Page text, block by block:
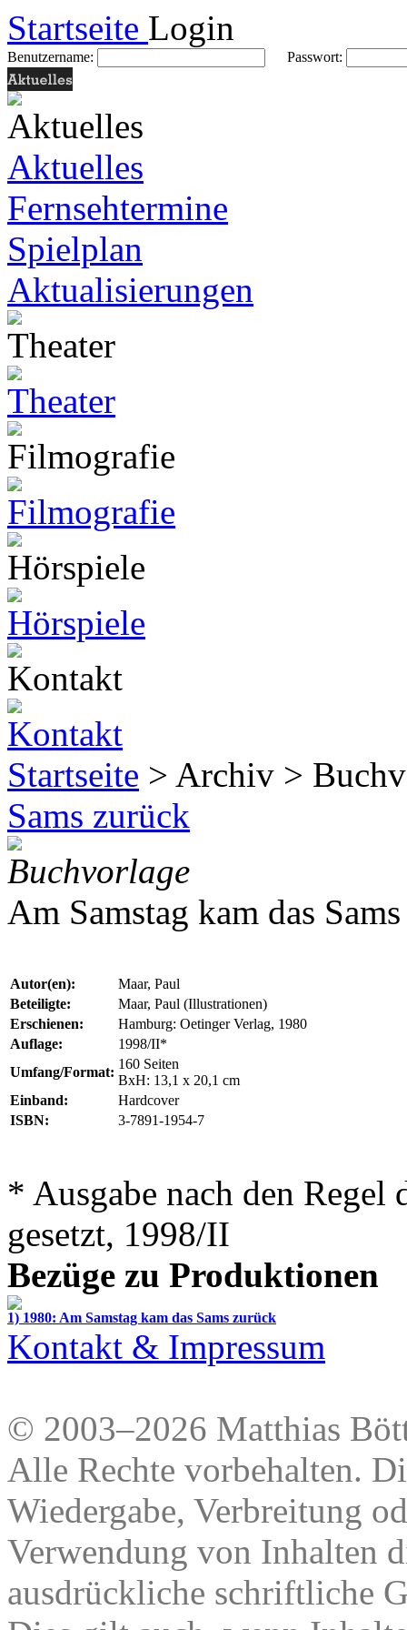
Startseite Login
Benutzername: Passwort:
Aktuelles
Fernsehtermine
Spielplan
Aktualisierungen
Startseite > Archiv >
Sams zurück
Buchvorlage
Am Samstag kam das
Autor(en):
Maar, Paul
Beteiligte:
Maar, Paul (Illustrationen)
Erschienen:
Hamburg: Oetinger Verlag, 1980
Auflage:
1998/II*
Umfang/Format:
160 Seiten
BxH: 13,1 x 20,1 cm
Einband:
Hardcover
ISBN:
3-7891-1954-7
* Ausgabe nach den Regel
gesetzt, 1998/II
Bezüge zu Produktionen
1) 1980: Am Samstag kam das Sams zurück
Kontakt & Impressum
© 2003–2026 Matthias
Alle Rechte vorbehalten.
Wiedergabe, Verbreitung
Verwendung von Inhalten
ausdrückliche schriftliche